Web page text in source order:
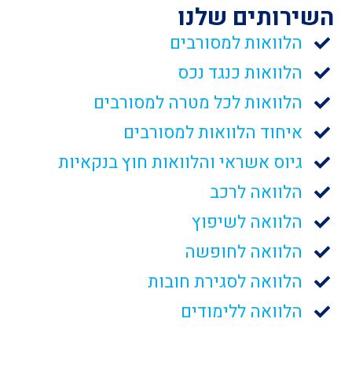
השירותים שלנו
הלוואות למסורבים
הלוואות כנגד נכס
הלוואות לכל מטרה למסורבים
איחוד הלוואות למסורבים
גיוס אשראי והלוואות חוץ בנקאיות
הלוואה לרכב
הלוואה לשיפוץ
הלוואה לחופשה
הלוואה לסגירת חובות
הלוואה ללימודים